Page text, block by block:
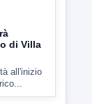
di Villa
all'inizio